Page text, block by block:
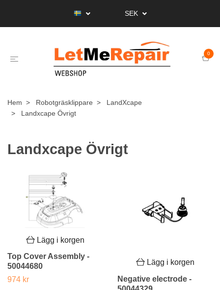
SEK
0
Hem Robotgräsklippare
LandXcape
Landxcape Övrigt
Landxcape Övrigt
Lägg i korgen
Top Cover Assembly -
50044680
974 kr
Lägg i korgen
Negative electrode -